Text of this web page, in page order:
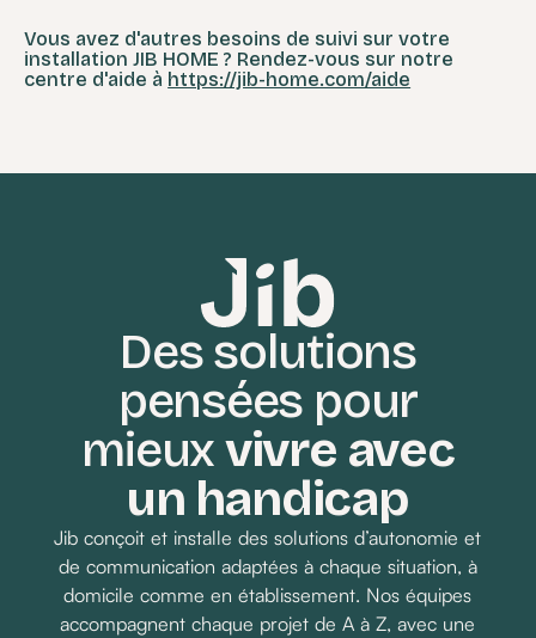
Vous avez d'autres besoins de suivi sur votre
installation JIB HOME ? Rendez-vous sur notre
centre d'aide à https://jib-home.com/aide
Des solutions
pensées pour
mieuxvivre avec
un handicap
Jib conçoit et installe des solutions d’autonomie et
de communication adaptées à chaque situation, à
domicile comme en établissement. Nos équipes
accompagnent chaque projet de A à Z, avec une